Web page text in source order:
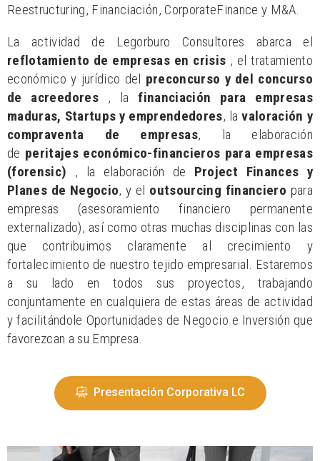
Reestructuring, Financiación, CorporateFinance y M&A.
La actividad de Legorburo Consultores abarca el
reflotamiento de empresas en crisis , el tratamiento
económico y jurídico del preconcurso y del concurso
de acreedores, lafinanciación para empresas
maduras, Startups y emprendedores, lavaloración y
compraventa de empresas, la elaboración
de peritajes económico-financieros para empresas
(forensic) , la elaboración de Project Finances y
Planes de Negocio, y el outsourcing financiero para
empresas (asesoramiento financiero permanente
externalizado), así como otras muchas disciplinas con las
que contribuimos claramente al crecimiento y
fortalecimiento de nuestro tejido empresarial. Estaremos
a su lado en todos sus proyectos, trabajando
conjuntamente en cualquiera de estas áreas de actividad
y facilitándole Oportunidades de Negocio e Inversión que
favorezcan a su Empresa.
Presentación Corporativa LC